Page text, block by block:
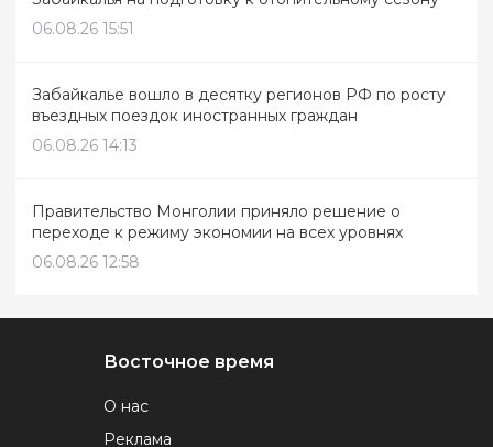
06.08.26 15:51
Забайкалье вошло в десятку регионов РФ по росту
въездных поездок иностранных граждан
06.08.26 14:13
Правительство Монголии приняло решение о
переходе к режиму экономии на всех уровнях
06.08.26 12:58
Восточное время
О нас
Реклама